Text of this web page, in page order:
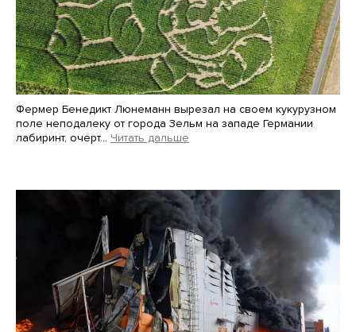
Фермер Бенедикт Люнеманн вырезал на своем кукурузном
поле неподалеку от города Зельм на западе Германии
лабиринт, очерт… Читать дальше